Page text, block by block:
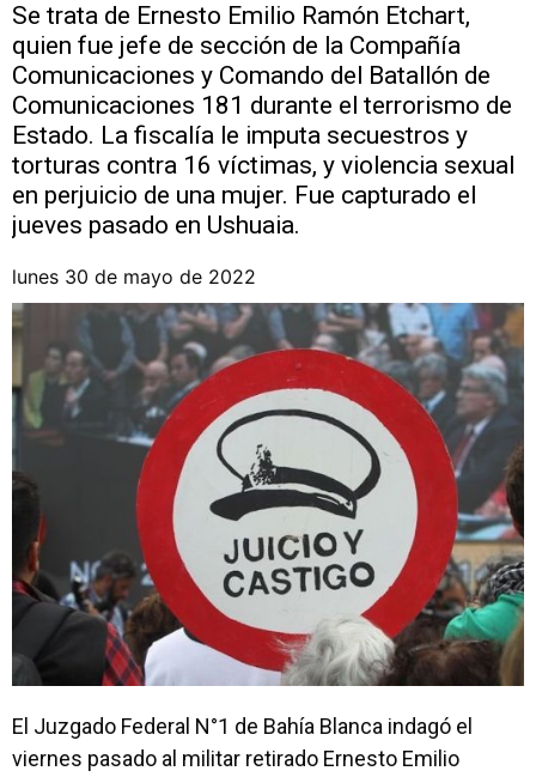
Se trata de Ernesto Emilio Ramón Etchart,
quien fue jefe de sección de la Compañía
Comunicaciones y Comando del Batallón de
Comunicaciones 181 durante el terrorismo de
Estado. La fiscalía le imputa secuestros y
torturas contra 16 víctimas, y violencia sexual
en perjuicio de una mujer. Fue capturado el
jueves pasado en Ushuaia.
lunes 30 de mayo de 2022
El Juzgado Federal N°1 de Bahía Blanca indagó el
viernes pasado al militar retirado Ernesto Emilio